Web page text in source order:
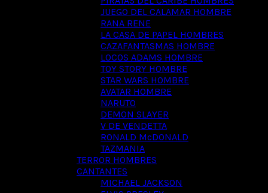
JUEGO DEL CALAMAR HOMBRE
RANA RENE
LA CASA DE PAPEL HOMBRES
CAZAFANTASMAS HOMBRE
LOCOS ADAMS HOMBRE
TOY STORY HOMBRE
STAR WARS HOMBRE
AVATAR HOMBRE
NARUTO
DEMON SLAYER
V DE VENDETTA
RONALD McDONALD
TAZMANIA
TERROR HOMBRES
CANTANTES
MICHAEL JACKSON